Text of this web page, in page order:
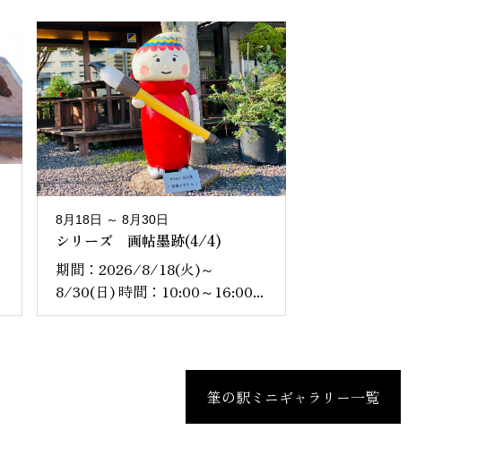
8月18日 ～ 8月30日
シリーズ 画帖墨跡(4/4)
期間：2026/8/18(火)～
8/30(日) 時間：10:00～16:00...
筆の駅ミニギャラリー一覧